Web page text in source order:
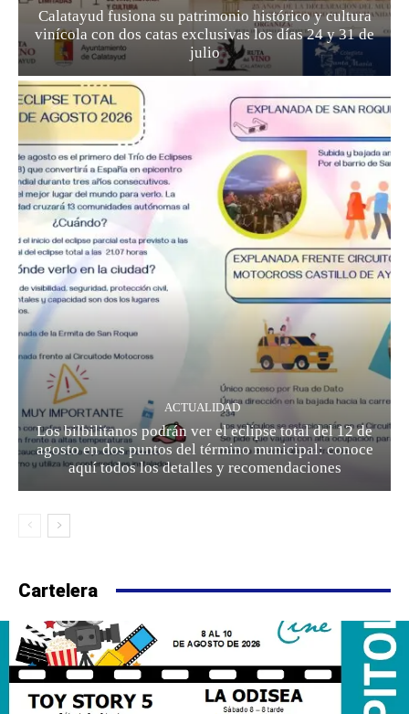
Calatayud fusiona su patrimonio histórico y cultura
vinícola con dos catas exclusivas los días 24 y 31 de
julio
ACTUALIDAD
Los bilbilitanos podrán ver el eclipse total del 12 de
agosto en dos puntos del término municipal: conoce
aquí todos los detalles y recomendaciones
Cartelera